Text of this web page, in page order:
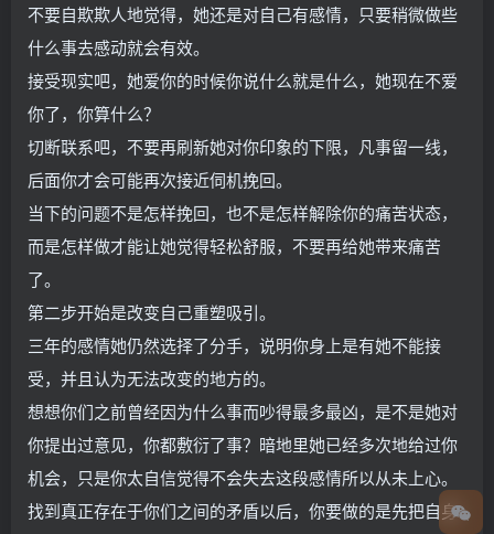
不要自欺欺人地觉得，她还是对自己有感情，只要稍微做些
什么事去感动就会有效。
接受现实吧，她爱你的时候你说什么就是什么，她现在不爱
你了，你算什么？
切断联系吧，不要再刷新她对你印象的下限，凡事留一线，
后面你才会可能再次接近伺机挽回。
当下的问题不是怎样挽回，也不是怎样解除你的痛苦状态，
而是怎样做才能让她觉得轻松舒服，不要再给她带来痛苦
了。
第二步开始是改变自己重塑吸引。
三年的感情她仍然选择了分手，说明你身上是有她不能接
受，并且认为无法改变的地方的。
想想你们之前曾经因为什么事而吵得最多最凶，是不是她对
你提出过意见，你都敷衍了事？暗地里她已经多次地给过你
机会，只是你太自信觉得不会失去这段感情所以从未上心。
找到真正存在于你们之间的矛盾以后，你要做的是先把自身